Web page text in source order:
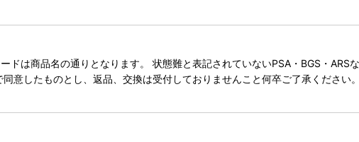
は商品名の通りとなります。 状態難と表記されていないPSA・BGS・ARS
意したものとし、返品、交換は受付しておりませんこと何卒ご了承ください。